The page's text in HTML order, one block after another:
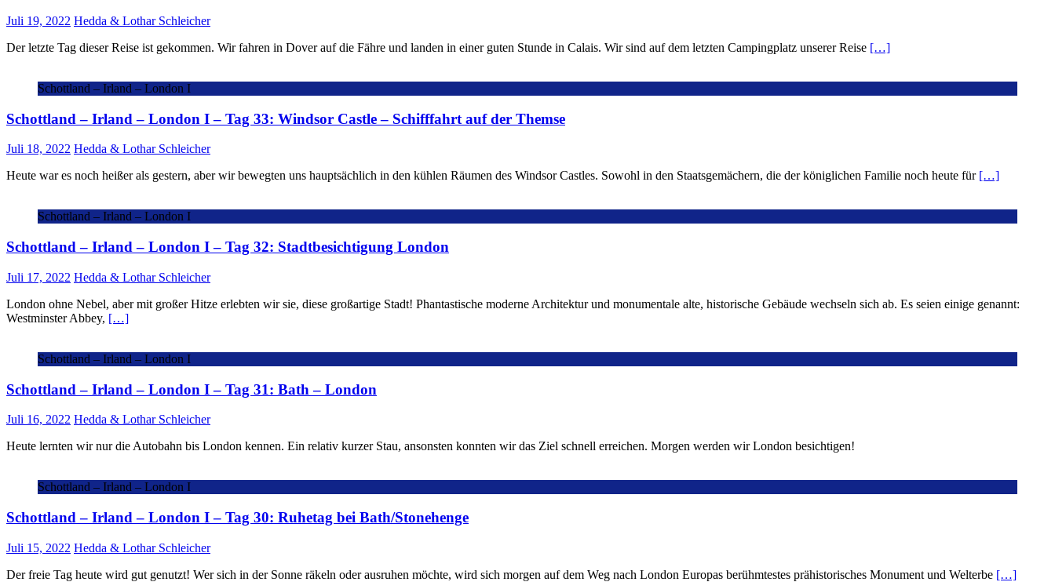
Juli 19, 2022 Hedda & Lothar Schleicher
Der letzte Tag dieser Reise ist gekommen. Wir fahren in Dover auf die Fähre und landen in einer guten Stunde in Calais. Wir sind auf dem letzten Campingplatz unserer Reise […]
Schottland – Irland – London I
Schottland – Irland – London I – Tag 33: Windsor Castle – Schifffahrt auf der Themse
Juli 18, 2022 Hedda & Lothar Schleicher
Heute war es noch heißer als gestern, aber wir bewegten uns hauptsächlich in den kühlen Räumen des Windsor Castles. Sowohl in den Staatsgemächern, die der königlichen Familie noch heute für […]
Schottland – Irland – London I
Schottland – Irland – London I – Tag 32: Stadtbesichtigung London
Juli 17, 2022 Hedda & Lothar Schleicher
London ohne Nebel, aber mit großer Hitze erlebten wir sie, diese großartige Stadt! Phantastische moderne Architektur und monumentale alte, historische Gebäude wechseln sich ab. Es seien einige genannt:
Westminster Abbey, […]
Schottland – Irland – London I
Schottland – Irland – London I – Tag 31: Bath – London
Juli 16, 2022 Hedda & Lothar Schleicher
Heute lernten wir nur die Autobahn bis London kennen. Ein relativ kurzer Stau, ansonsten konnten wir das Ziel schnell erreichen. Morgen werden wir London besichtigen!
Schottland – Irland – London I
Schottland – Irland – London I – Tag 30: Ruhetag bei Bath/Stonehenge
Juli 15, 2022 Hedda & Lothar Schleicher
Der freie Tag heute wird gut genutzt! Wer sich in der Sonne räkeln oder ausruhen möchte, wird sich morgen auf dem Weg nach London Europas berühmtestes prähistorisches Monument und Welterbe […]